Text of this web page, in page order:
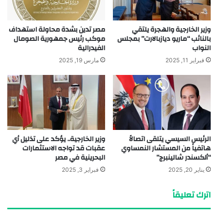
وزير الخارجية والهجرة يلتقي
بالنائب “ماريو ديازبالارت” بمجلس
النواب
فبراير 11, 2025
مصر تدين بشدة محاولة استهداف
موكب رئيس جمهورية الصومال
الفيدرالية
مارس 19, 2025
الرئيس السيسي يتلقى اتصالاً
هاتفياً من المستشار النمساوي
“ألكسندر شالينبرج”
يناير 20, 2025
وزير الخارجية.. يؤكد على تذليل أي
عقبات قد تواجه الاستثمارات
البحرينية في مصر
فبراير 3, 2025
اترك تعليقاً